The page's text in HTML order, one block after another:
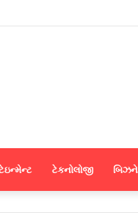
ટેકનોલોજી